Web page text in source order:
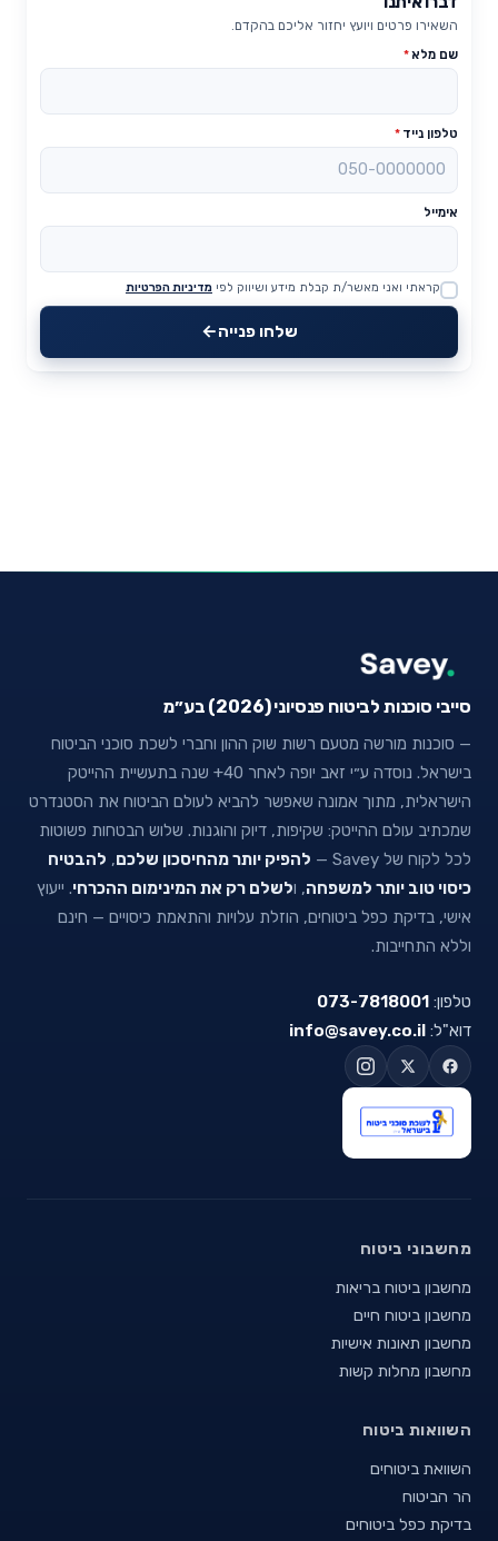
השאירו פרטים ויועץ יחזור אליכם בהקדם.
שם מלא*
טלפון נייד *
אימייל
Website
קראתי ואני מאשר/ת קבלת מידע ושיווק לפי מדיניות הפרטיות
שלחו פנייה
סייבי סוכנות לביטוח פנסיוני (2026) בע״מ
— סוכנות מורשה מטעם רשות שוק ההון וחברי לשכת סוכני הביטוח
בישראל. נוסדה ע״י זאב יופה לאחר 40+ שנה בתעשיית ההייטק
הישראלית, מתוך אמונה שאפשר להביא לעולם הביטוח את הסטנדרט
שמכתיב עולם ההייטק: שקיפות, דיוק והוגנות. שלוש הבטחות פשוטות
לכל לקוח של Savey —
להפיק יותר מהחיסכון שלכם, להבטיח
כיסוי טוב יותר למשפחה, ולשלם רק את המינימום ההכרחי. ייעוץ
אישי, בדיקת כפל ביטוחים, הוזלת עלויות והתאמת כיסויים — חינם
וללא התחייבות.
טלפון: 073-7818001
דוא"ל: info@savey.co.il
מחשבוני ביטוח
מחשבון ביטוח בריאות
מחשבון ביטוח חיים
מחשבון תאונות אישיות
מחשבון מחלות קשות
השוואות ביטוח
השוואת ביטוחים
הר הביטוח
בדיקת כפל ביטוחים